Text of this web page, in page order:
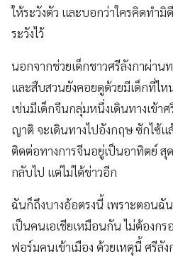
ให้ระวังตัว และบอกว่าใครคิดทำมิ
ระวังไว้
นอกจากช่วยเด็กชาวศรีลังกาผ่าน
และสืบสวนยังคอยดูด้วยมีเด็กที่ไ
เช่นมีเด็กจีนกลุ่มหนึ่งเดินทางเข้า
ญาติ จะเดินทางไปอังกฤษ ซักไซ้แ
ติดต่อทางการจีนอยู่เป็นอาทิตย์ สุ
กลับไป แต่ไม่ได้ข่าวอีก
ฉันก็ถึงบางอ้อตรงนี้ เพราะตอนฉัน
เป็นคนเอเชียเหมือนกัน ไม่ต้องก
ฟอร์มคนเข้าเมือง ด้วยเหตุนี้ ศรีลั